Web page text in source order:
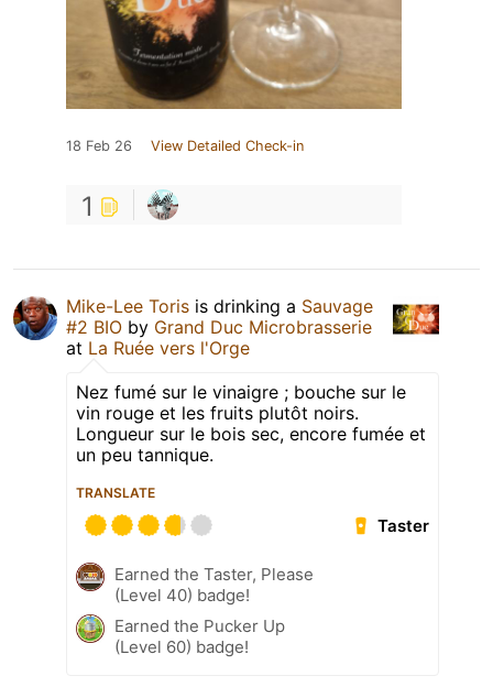
18 Feb 26 View Detailed Check-in
1
Mike-Lee Toris is drinking a Sauvage
#2 BIO by Grand Duc Microbrasserie
at La Ruée vers l'Orge
Nez fumé sur le vinaigre ; bouche sur le
vin rouge et les fruits plutôt noirs.
Longueur sur le bois sec, encore fumée et
un peu tannique.
TRANSLATE
Taster
Earned the Taster, Please
(Level 40) badge!
Earned the Pucker Up
(Level 60) badge!